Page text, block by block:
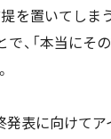
を置いてしま
、「本当にそ
表に向けてア